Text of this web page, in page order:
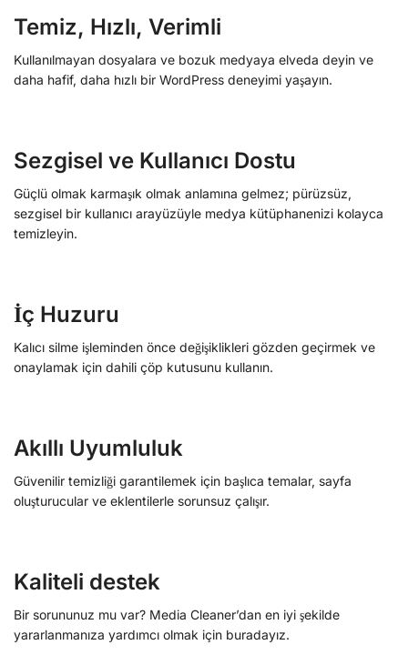
Temiz, Hızlı, Verimli
Kullanılmayan dosyalara ve bozuk medyaya elveda deyin ve
daha hafif, daha hızlı bir WordPress deneyimi yaşayın.
Sezgisel ve Kullanıcı Dostu
Güçlü olmak karmaşık olmak anlamına gelmez; pürüzsüz,
sezgisel bir kullanıcı arayüzüyle medya kütüphanenizi kolayca
temizleyin.
İç Huzuru
Kalıcı silme işleminden önce değişiklikleri gözden geçirmek ve
onaylamak için dahili çöp kutusunu kullanın.
Akıllı Uyumluluk
Güvenilir temizliği garantilemek için başlıca temalar, sayfa
oluşturucular ve eklentilerle sorunsuz çalışır.
Kaliteli destek
Bir sorununuz mu var? Media Cleaner’dan en iyi şekilde
yararlanmanıza yardımcı olmak için buradayız.